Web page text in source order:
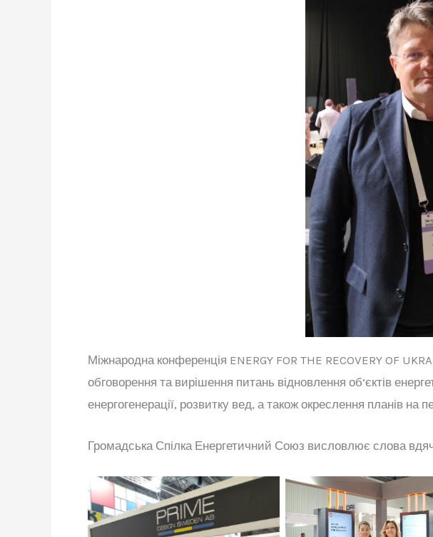
Міжнародна конференція ENERGY FOR THE RECOVERY OF
обговорення та вирішення питань відновлення об’єктів
енергогенерації, розвитку вед, а також окреслення планів на
Громадська Спілка Енергетичний Союз висловлює слова